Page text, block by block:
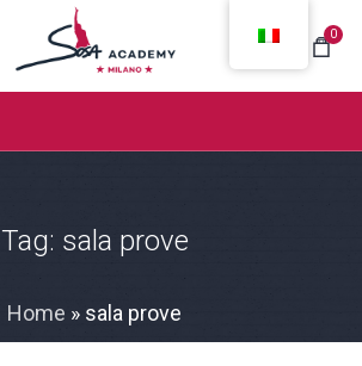
0
Tag: sala prove
Home » sala prove